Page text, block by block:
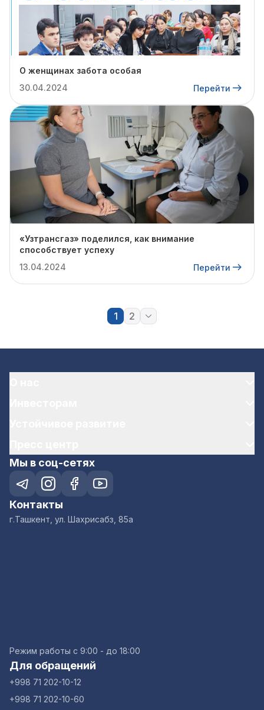
О женщинах забота особая
30.04.2024
Перейти
«Узтрансгаз» поделился, как внимание
способствует успеху
13.04.2024
Перейти
1 2
Мы в соц-сетях
Контакты
г.Ташкент, ул. Шахрисабз, 85а
Режим работы с 9:00 - до 18:00
Для обращений
+998 71 202-10-12
+998 71 202-10-60